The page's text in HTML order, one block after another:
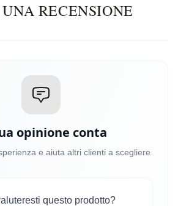
RECENSIONE
opinione conta
e aiuta altri clienti a scegliere
questo prodotto?